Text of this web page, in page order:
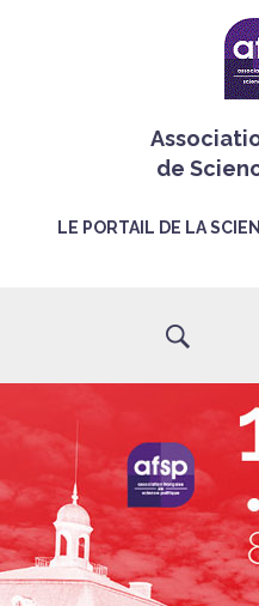
de
LE PORTAIL DE LA